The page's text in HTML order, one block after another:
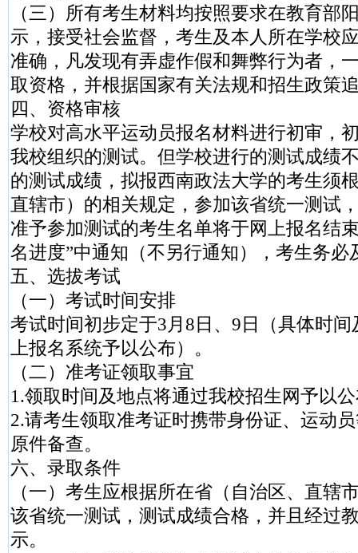
（三）所有考生材料均按照要求在教育部
示，接受社会监督，考生及本人所在学校
准确，凡发现有弄虚作假和舞弊行为者，
取资格，并根据国家有关法规和招生政策
四、资格审核
学校对高水平运动员报名材料进行初审，
我校组织的测试。但学校进行的测试成绩
的测试成绩，拟报西南政法大学的考生须
直辖市）的相关规定，参加该省统一测试
准予参加测试的考生名单将于网上报名结
名进度”中通知（不另行通知），考生务必
五、选拔考试
（一）考试时间安排
考试时间初步定于3月8日、9日（具体时
上报名系统予以公布）。
（二）准考证领取事宜
1.领取时间及地点将通过我校招生网予以
2.请考生领取准考证时携带身份证、运动
原件备查。
六、录取条件
（一）考生应根据所在省（自治区、直辖
该省统一测试，测试成绩合格，并且经过
示。